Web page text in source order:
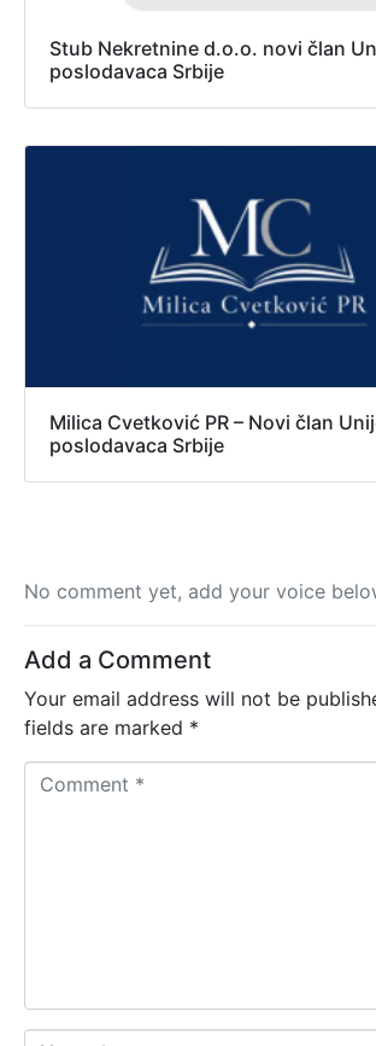
Stub Nekretnine d.o.o. novi član
poslodavaca Srbije
Milica Cvetković PR – Novi član
poslodavaca Srbije
No comment yet, add your voice
Add a Comment
Your email address will not be
fields are marked *